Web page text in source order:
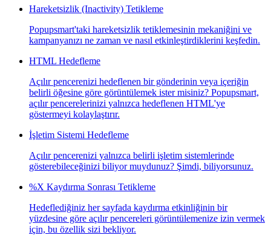
Hareketsizlik (Inactivity) Tetikleme
Popupsmart'taki hareketsizlik tetiklemesinin mekaniğini ve
kampanyanızı ne zaman ve nasıl etkinleştirdiklerini keşfedin.
HTML Hedefleme
Açılır pencerenizi hedeflenen bir gönderinin veya içeriğin
belirli öğesine göre görüntülemek ister misiniz? Popupsmart,
açılır pencerelerinizi yalnızca hedeflenen HTML'ye
göstermeyi kolaylaştırır.
İşletim Sistemi Hedefleme
Açılır pencerenizi yalnızca belirli işletim sistemlerinde
gösterebileceğinizi biliyor muydunuz? Şimdi, biliyorsunuz.
%X Kaydırma Sonrası Tetikleme
Hedeflediğiniz her sayfada kaydırma etkinliğinin bir
yüzdesine göre açılır pencereleri görüntülemenize izin vermek
için, bu özellik sizi bekliyor.